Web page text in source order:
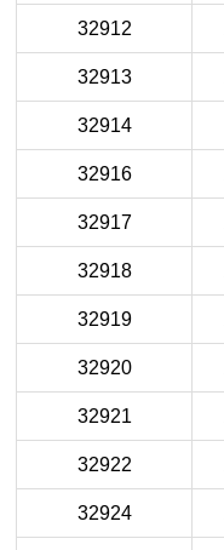
32912
32913
32914
32916
32917
32918
32919
32920
32921
32922
32924